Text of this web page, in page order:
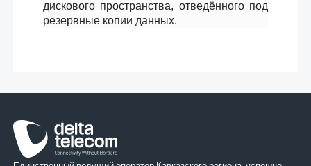
дискового пространства, отведённого под
резервные копии данных.